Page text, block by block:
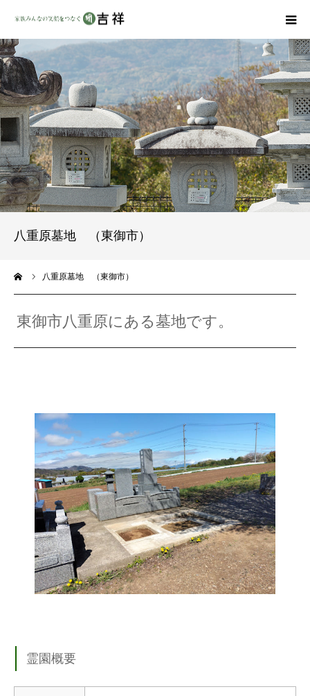
八重原墓地 （東御市）
八重原墓地 （東御市）
東御市八重原にある墓地です。
霊園概要
戒名彫りについて
商品ラインナップ
墓地・霊園を探す
吉祥の特徴